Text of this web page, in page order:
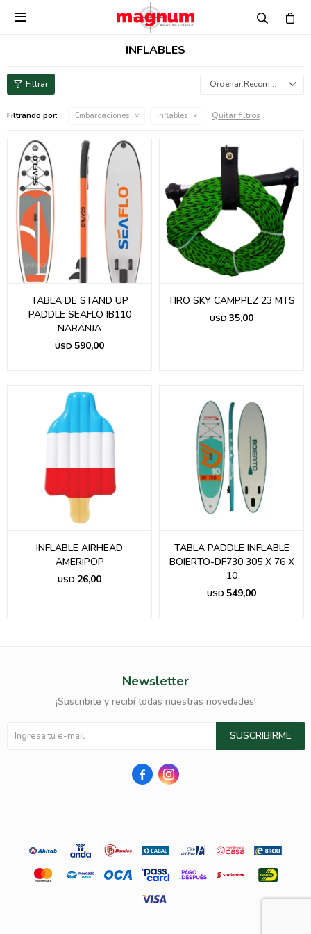

INFLABLES
Recomendados
Filtrando por: Embarcaciones Inflables Quitar filtros
TABLA DE STAND UP
PADDLE SEAFLO IB110
NARANJA
USD 590,00
TIRO SKY CAMPPEZ 23 MTS
USD 35,00
INFLABLE AIRHEAD
AMERIPOP
USD 26,00
TABLA PADDLE INFLABLE
BOIERTO-DF730 305 X 76 X
10
USD 549,00
Newsletter
¡Suscribite y recibí todas nuestras novedades!
SUSCRIBIRME
 